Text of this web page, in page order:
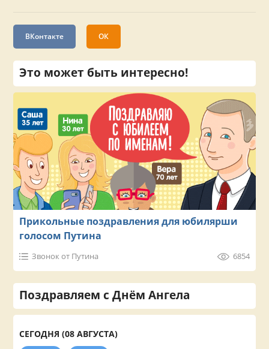
ВКонтакте ОК
Это может быть интересно!
Прикольные поздравления для юбилярши
голосом Путина
Звонок от Путина 6854
Поздравляем с Днём Ангела
СЕГОДНЯ (08 АВГУСТА)